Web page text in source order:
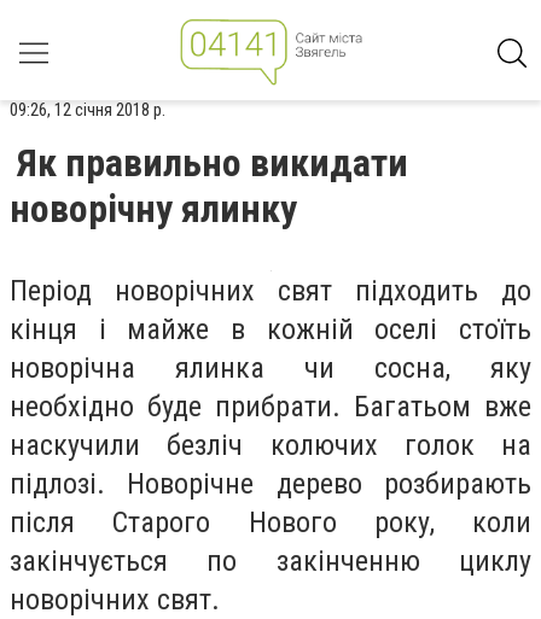
09:26, 12 січня 2018 р.
Як правильно викидати
новорічну ялинку
Період новорічних свят підходить до
кінця і майже в кожній оселі стоїть
новорічна ялинка чи сосна, яку
необхідно буде прибрати. Багатьом вже
наскучили безліч колючих голок на
підлозі. Новорічне дерево розбирають
після Старого Нового року, коли
закінчується по закінченню циклу
новорічних свят.